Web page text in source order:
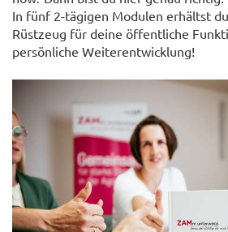
In fünf 2-tägigen Modulen erhältst
Rüstzeug für deine öffentliche
persönliche Weiterentwicklung!